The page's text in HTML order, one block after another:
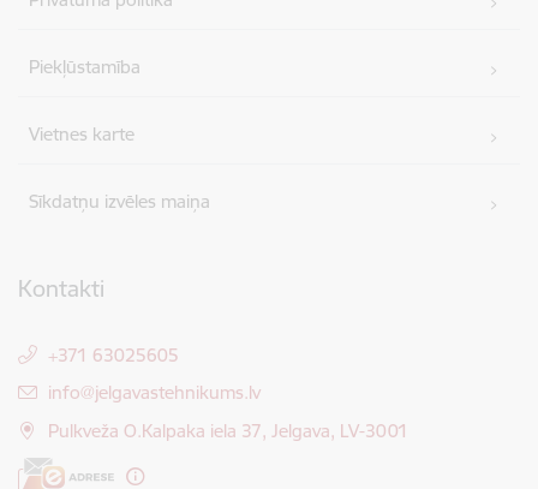
Piekļūstamība
Vietnes karte
Sīkdatņu izvēles maiņa
Kontakti
+371 63025605
E-pasts:
info@jelgavastehnikums.lv
Pulkveža O.Kalpaka iela 37, Jelgava, LV-3001